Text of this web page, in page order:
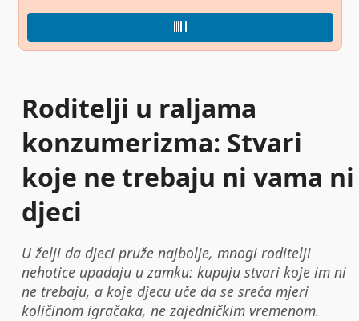
Roditelji u raljama
konzumerizma: Stvari
koje ne trebaju ni vama ni
djeci
U želji da djeci pruže najbolje, mnogi roditelji
nehotice upadaju u zamku: kupuju stvari koje im ni
ne trebaju, a koje djecu uče da se sreća mjeri
količinom igračaka, ne zajedničkim vremenom.